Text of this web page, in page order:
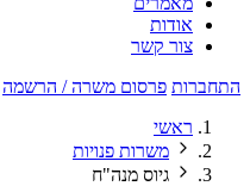
אודות
צור קשר
התחברות פרסום משרה / הרשמה
ראשי
משרות פנויות
גיוס מנה"ח